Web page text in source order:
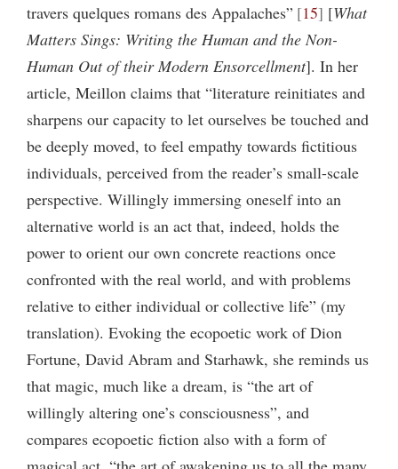
travers quelques romans des Appalaches” 15 [What
Matters Sings: Writing the Human and the Non-
Human Out of their Modern Ensorcellment]. In her
article, Meillon claims that “literature reinitiates and
sharpens our capacity to let ourselves be touched and
be deeply moved, to feel empathy towards fictitious
individuals, perceived from the reader’s small-scale
perspective. Willingly immersing oneself into an
alternative world is an act that, indeed, holds the
power to orient our own concrete reactions once
confronted with the real world, and with problems
relative to either individual or collective life” (my
translation). Evoking the ecopoetic work of Dion
Fortune, David Abram and Starhawk, she reminds us
that magic, much like a dream, is “the art of
willingly altering one’s consciousness”, and
compares ecopoetic fiction also with a form of